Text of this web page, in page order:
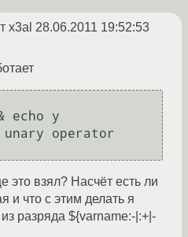
x3al 28.06.2011 19:52:53
echo y
operator
это взял? Насчёт есть ли
и что с этим делать я
разряда ${varname:-|:+|-